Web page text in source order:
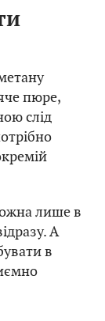
пюре,
слід
лише в
А
в